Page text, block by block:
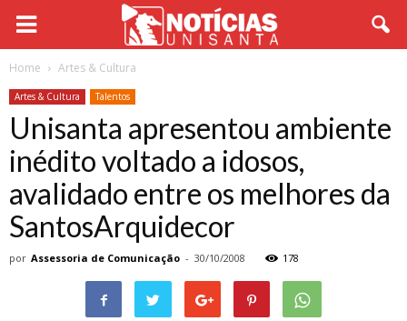
Home Artes & Cultura
Artes & Cultura Talentos
Unisanta apresentou ambiente
inédito voltado a idosos,
avalidado entre os melhores da
SantosArquidecor
por Assessoria de Comunicação - 30/10/2008 178